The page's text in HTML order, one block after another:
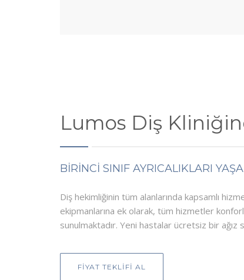
Lumos Diş
BİRİNCİ SINIF AYRICALIKLARI YAŞA
Diş hekimliğinin tüm alanlarında kapsamlı
ekipmanlarına ek olarak, tüm hizmetler
sunulmaktadır. Yeni hastalar ücretsiz bir ağız
FIYAT TEKLIFI AL